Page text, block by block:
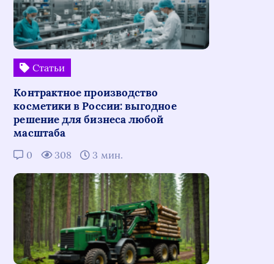
Статьи
Контрактное производство
косметики в России: выгодное
решение для бизнеса любой
масштаба
0 308 3 мин.